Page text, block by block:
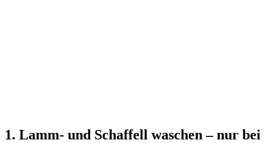
1. Lamm- und Schaffell waschen – nur bei